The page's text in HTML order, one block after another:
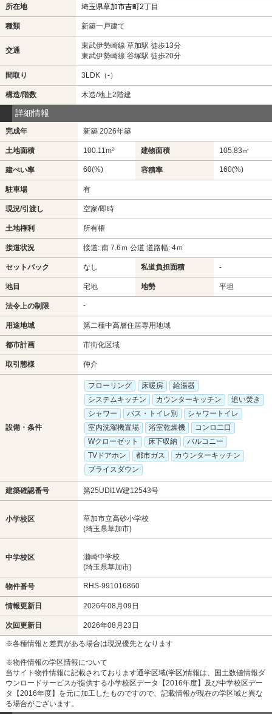
所在地 埼玉県草加市吉町2丁目
種類 新築一戸建て
交通
東武伊勢崎線 草加駅 徒歩13分
東武伊勢崎線 谷塚駅 徒歩20分
間取り 3LDK（-）
構造/階数 木造/地上2階建
詳細情報
完成年 新築 2026年築
土地面積 100.11m² 建物面積 105.83㎡
建ぺい率 60(%) 容積率 160(%)
駐車場 有
現況/引渡し 空家/即時
土地権利 所有権
接道状況 接道: 南 7.6ｍ 公道 道路幅: 4ｍ
セットバック なし 私道負担面積 -
地目 宅地 地勢 平坦
法令上の制限 -
用途地域 第二種中高層住居専用地域
都市計画 市街化区域
取引態様 仲介
設備・条件
フローリング 床暖房
給湯器
システムキッチン
カウンターキッチン
追い焚き
シャワー
バス・トイレ別
シャワートイレ
室内洗濯機置場
浴室乾燥機
コンロ二口
Wクローゼット
床下収納
バルコニー
TVドアホン
都市ガス
カウンターキッチン
プライスダウン
建築確認番号 第25UDI1W建12543号
小学校区
草加市立高砂小学校
(埼玉県草加市)
中学校区
瀬崎中学校
(埼玉県草加市)
物件番号 RHS-991016860
情報更新日 2026年08月09日
次回更新日 2026年08月23日
※各種情報と差異がある場合は現況優先となります
※物件情報の学区情報について
当サイト物件情報に記載されております通学区域(学区)情報は、国土数値情報ダ
ウンロードサービスが提供する小学校区データ【2016年度】及び中学校区デー
タ【2016年度】を元に加工したものですので、記載情報が現在の学区域と異な
る場合がございます。